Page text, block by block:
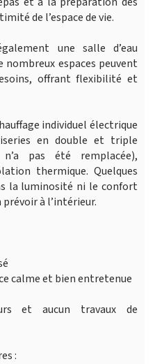
de l’espace de vie.
une salle d’eau
nombreux espaces peuvent
offrant flexibilité et
individuel électrique
en double et triple
pas été remplacée),
thermique. Quelques
la luminosité ni le confort
prévoir à l’intérieur.
calme et bien entretenue
et aucun travaux de
: